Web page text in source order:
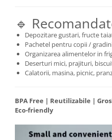
🔹
Depozitare gustari, fructe
Pachetel pentru copii /
Organizarea alimentelor in
Deserturi mici, prajituri,
Calatorii, masina, picnic,
BPA Free | Reutilizabile |
Eco-friendly